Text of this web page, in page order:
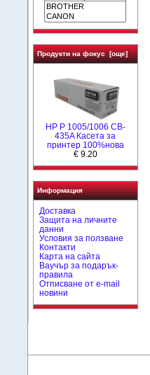
Продукти на фокус [още]
HP P 1005/1006 CB-
435A Касета за
принтер 100%нова
€ 9.20
Информация
Доставка
Защита на личните
данни
Условия за ползване
Контакти
Карта на сайта
Ваучър за подарък-
правила
Отписване от e-mail
новини